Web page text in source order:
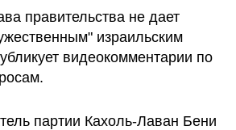
правительства не дает
израильским
видеокомментарии по
партии Кахоль-Лаван Бени